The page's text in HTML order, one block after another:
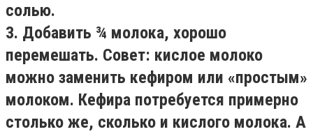
солью.
3. Добавить ¾ молока, хорошо
перемешать. Совет: кислое молоко
можно заменить кефиром или «простым»
молоком. Кефира потребуется примерно
столько же, сколько и кислого молока. А